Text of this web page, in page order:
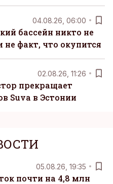
04.08.26, 06:00
бассейн никто не
не факт, что окупится
02.08.26, 11:26
прекращает
Suva в Эстонии
05.08.26, 19:35
почти на 4,8 млн